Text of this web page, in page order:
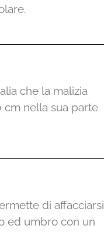
che la malizia
cm nella sua parte
di affacciarsi
ed umbro con un